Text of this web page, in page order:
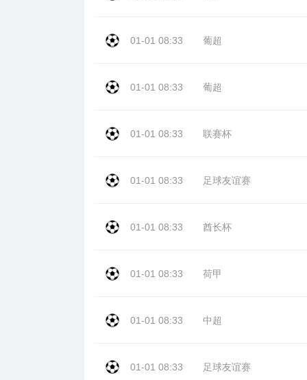
01-01 08:33 葡超
01-01 08:33 葡超
01-01 08:33 联赛杯
01-01 08:33 足球友谊赛
01-01 08:33 酋长杯
01-01 08:33 荷甲
01-01 08:33 中超
01-01 08:33 足球友谊赛